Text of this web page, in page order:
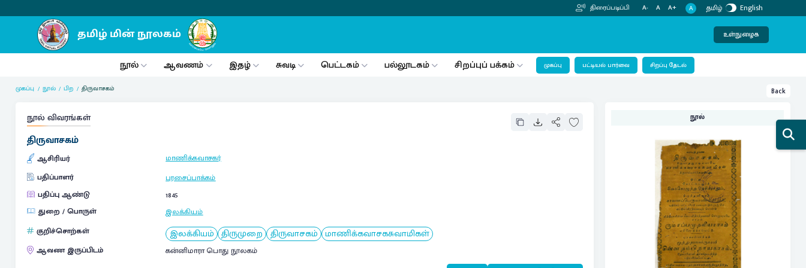
திரைப்படிப்பி A- A A+ A தமிழ் English
உள்நுழைக
நூல் ஆவணம் இதழ் சுவடி பெட்டகம் பல்லூடகம் சிறப்புப் பக்கம் முகப்பு பட்டியல் பார்வை சிறப்பு தேடல்
முகப்பு நூல் பிற திருவாசகம் Back
நூல் விவரங்கள்
திருவாசகம்
ஆசிரியர்
மாணிக்கவாசகர்
பதிப்பாளர்
புரசைப்பாக்கம்
பதிப்பு ஆண்டு
1845
துறை / பொருள்
இலக்கியம்
குறிச்சொற்கள்
இலக்கியம் திருமுறை திருவாசகம் மாணிக்கவாசகசுவாமிகள்
ஆவண இருப்பிடம் கன்னிமாரா பொது நூலகம்
நூல்